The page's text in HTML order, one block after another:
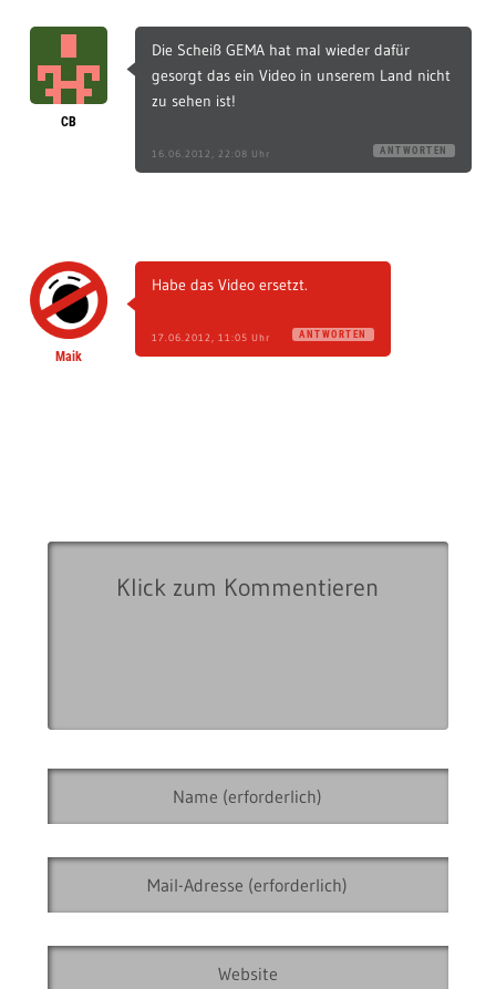
CB
Die Scheiß GEMA hat mal wieder dafür
gesorgt das ein Video in unserem Land nicht
zu sehen ist!
16.06.2012, 22:08 Uhr ANTWORTEN
Maik
Habe das Video ersetzt.
17.06.2012, 11:05 Uhr ANTWORTEN